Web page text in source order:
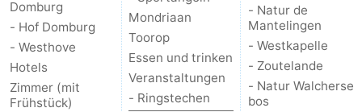
Domburg
- Hof Domburg
- Westhove
Hotels
Zimmer (mit
Frühstück)
Mondriaan
Toorop
Essen und trinken
Veranstaltungen
- Ringstechen
- Natur de
Mantelingen
- Westkapelle
- Zoutelande
- Natur Walcherse
bos